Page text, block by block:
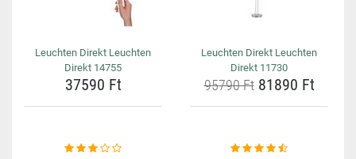
Leuchten Direkt Leuchten
Direkt 14755
37590 Ft
Leuchten Direkt Leuchten
Direkt 11730
95790 Ft81890 Ft